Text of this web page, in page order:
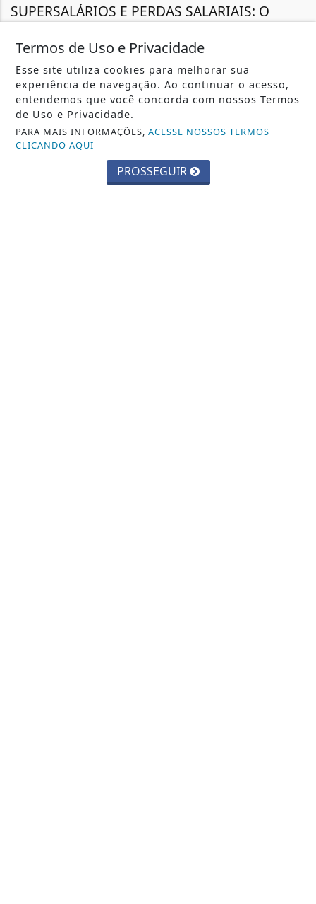
SUPERSALÁRIOS E PERDAS SALARIAIS: O
CONTRASTE DA INJUSTIÇA NA CASA DA
JUSTIÇA...
Recentemente, na Bahia, as atenções estiveram
voltadas para magistrados do poder...
+COLUNISTAS- 04 DE AGOSTO
TODAS AS POSTAGENS
Termos de Uso e Privacidade
Esse site utiliza cookies para melhorar sua
experiência de navegação. Ao continuar o acesso,
entendemos que você concorda com nossos Termos
de Uso e Privacidade.
PARA MAIS INFORMAÇÕES,ACESSE NOSSOS TERMOS
CLICANDO AQUI
PROSSEGUIR